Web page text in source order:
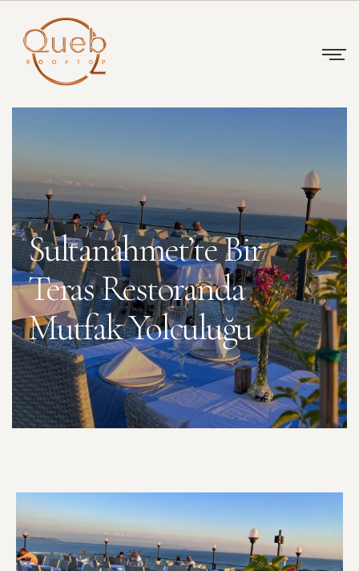
Sultanahmet’te Bir
Teras Restoranda
Mutfak Yolculuğu